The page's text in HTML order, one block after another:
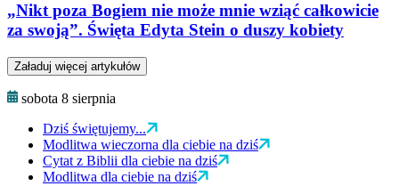
„Nikt poza Bogiem nie może mnie wziąć całkowicie
za swoją”. Święta Edyta Stein o duszy kobiety
Załaduj więcej artykułów
sobota 8 sierpnia
Dziś świętujemy...
Modlitwa wieczorna dla ciebie na dziś
Cytat z Biblii dla ciebie na dziś
Modlitwa dla ciebie na dziś